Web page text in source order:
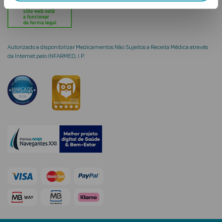
Solares
Autorizado a disponibilizar Medicamentos Não Sujeitos a Receita Médica através
da Internet pelo INFARMED, I.P.